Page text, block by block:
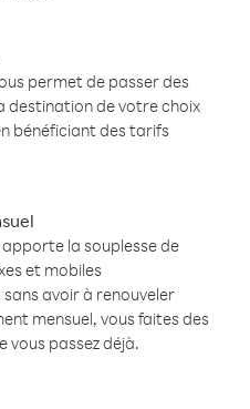
permet de passer des
destination de votre choix
bénéficiant des tarifs
la souplesse de
et mobiles
avoir à renouveler
mensuel, vous faites des
vous passez déjà.